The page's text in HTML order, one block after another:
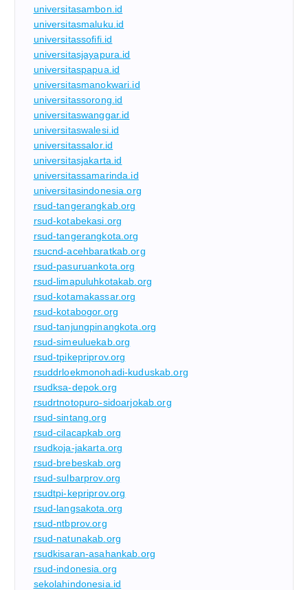
universitasambon.id
universitasmaluku.id
universitassofifi.id
universitasjayapura.id
universitaspapua.id
universitasmanokwari.id
universitassorong.id
universitaswanggar.id
universitaswalesi.id
universitassalor.id
universitasjakarta.id
universitassamarinda.id
universitasindonesia.org
rsud-tangerangkab.org
rsud-kotabekasi.org
rsud-tangerangkota.org
rsucnd-acehbaratkab.org
rsud-pasuruankota.org
rsud-limapuluhkotakab.org
rsud-kotamakassar.org
rsud-kotabogor.org
rsud-tanjungpinangkota.org
rsud-simeuluekab.org
rsud-tpikepriprov.org
rsuddrloekmonohadi-kuduskab.org
rsudksa-depok.org
rsudrtnotopuro-sidoarjokab.org
rsud-sintang.org
rsud-cilacapkab.org
rsudkoja-jakarta.org
rsud-brebeskab.org
rsud-sulbarprov.org
rsudtpi-kepriprov.org
rsud-langsakota.org
rsud-ntbprov.org
rsud-natunakab.org
rsudkisaran-asahankab.org
rsud-indonesia.org
sekolahindonesia.id